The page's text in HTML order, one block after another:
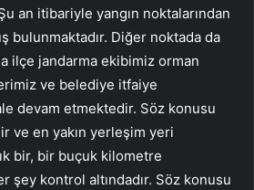
an itibariyle yangın noktalarından
bulunmaktadır. Diğer noktada da
ilçe jandarma ekibimiz orman
ve belediye itfaiye
devam etmektedir. Söz konusu
ve en yakın yerleşim yeri
bir, bir buçuk kilometre
şey kontrol altındadır. Söz konusu